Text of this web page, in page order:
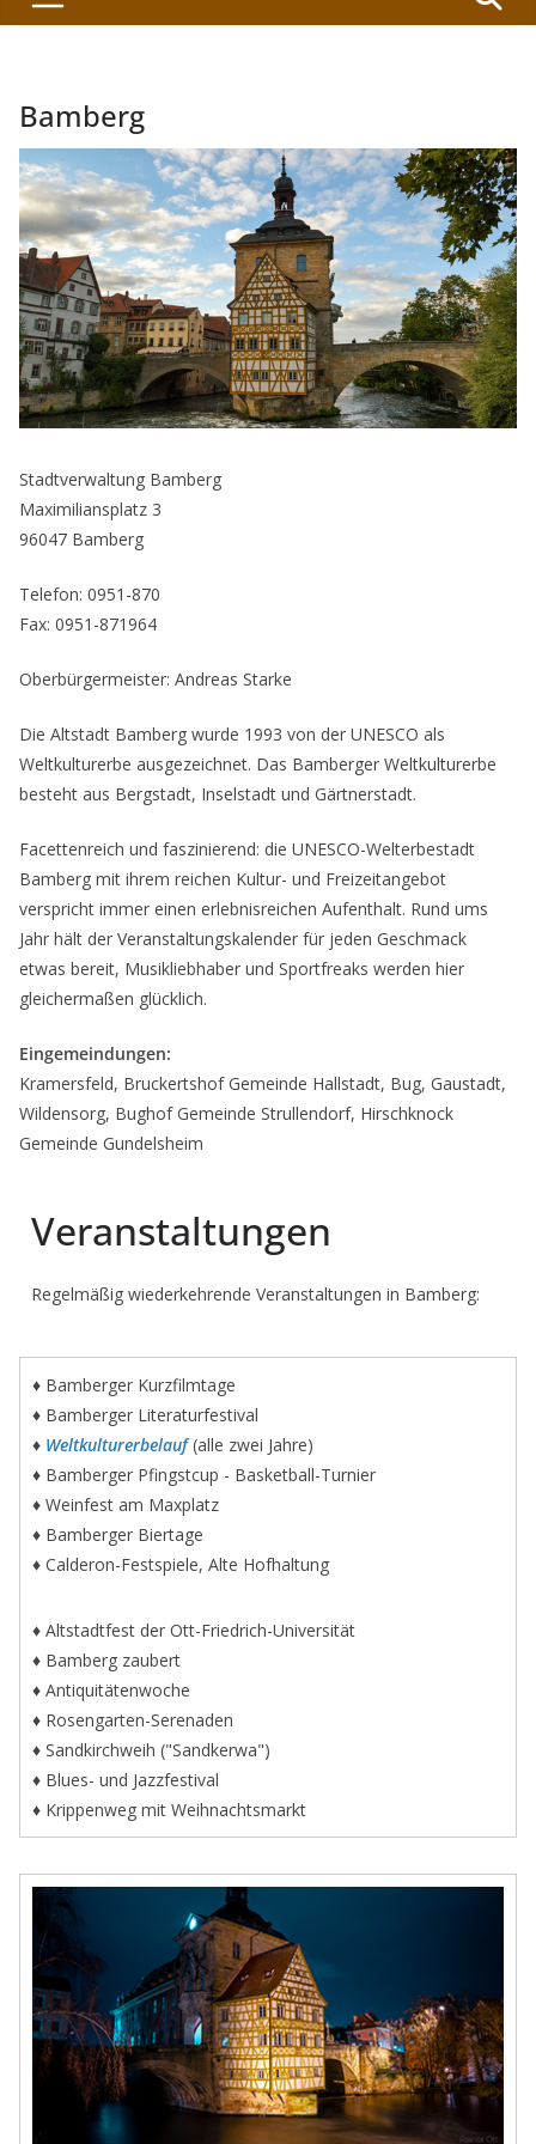
Bamberg
Stadtverwaltung Bamberg
Maximiliansplatz 3
96047 Bamberg
Telefon: 0951-870
Fax: 0951-871964
Oberbürgermeister: Andreas Starke
Die Altstadt Bamberg wurde 1993 von der UNESCO als
Weltkulturerbe ausgezeichnet. Das Bamberger Weltkulturerbe
besteht aus Bergstadt, Inselstadt und Gärtnerstadt.
Facettenreich und faszinierend: die UNESCO-Welterbestadt
Bamberg mit ihrem reichen Kultur- und Freizeitangebot
verspricht immer einen erlebnisreichen Aufenthalt. Rund ums
Jahr hält der Veranstaltungs­kalender für jeden Geschmack
etwas bereit, Musikliebhaber und Sportfreaks werden hier
gleichermaßen glücklich.
Eingemeindungen:
Kramersfeld, Bruckertshof Gemeinde Hallstadt, Bug, Gaustadt,
Wildensorg, Bughof Gemeinde Strullendorf, Hirschknock
Gemeinde Gundelsheim
Veranstaltungen
Regelmäßig wiederkehrende Veranstaltungen in Bamberg:
♦ Bamberger Kurzfilmtage
♦ Bamberger Literaturfestival
♦ Weltkulturerbelauf(alle zwei Jahre)
♦ Bamberger Pfingstcup - Basketball-Turnier
♦ Weinfest am Maxplatz
♦ Bamberger Biertage
♦ Calderon-Festspiele, Alte Hofhaltung
♦ Altstadtfest der Ott-Friedrich-Universität
♦ Bamberg zaubert
♦ Antiquitätenwoche
♦ Rosengarten-Serenaden
♦ Sandkirchweih ("Sandkerwa")
♦ Blues- und Jazzfestival
♦ Krippenweg mit Weihnachtsmarkt